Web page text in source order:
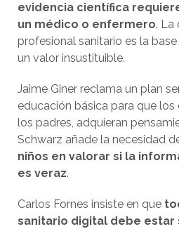
evidencia científica
un médico o enfermero. La
profesional sanitario es la
un valor insustituible.
Jaime Giner reclama un plan
educación básica para que
los padres, adquieran
Schwarz añade la necesidad
niños en valorar si la
es veraz.
Carlos Fornes insiste en que
sanitario digital debe estar